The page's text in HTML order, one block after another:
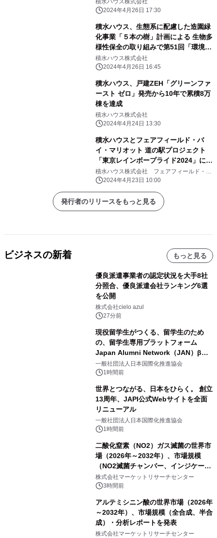
積水ハウス株式会社
2024年4月26日 17:30
積水ハウス、生態系に配慮した造園緑
化事業「５本の樹」計画による 生物多
様性保全の取り組みで第51回「環境
賞」優良賞を受賞
積水ハウス株式会社
2024年4月26日 16:45
積水ハウス、戸建ZEH「グリーンファ
ースト ゼロ」発売から10年で累積8万
棟を達成
積水ハウス株式会社
2024年4月24日 13:30
積水ハウスとフェアフィールド・バ
イ・マリオット 道の駅プロジェクト
「東京レインボープライド2024」に共
同で出展
積水ハウス株式会社 フェアフィールド・バ
イ・マリオット 道の駅プロジェクト
2024年4月23日 10:00
発行者のリリースをもっと見る
ビジネスの新着 もっと見る
優良派遣事業者の認定状況を大手8社
分照合、優良派遣会社ランキング6選
を公開
株式会社cielo azul
27分前
現役留学生がつくる、留学生のため
の、留学生専用プラットフォーム
Japan Alumni Network（JAN）β版
をリリース
一般社団法人日本国際化推進協会
1時間前
世界とつながる、日本をひらく。 創立
13周年、JAPI公式Webサイトを全面
リニューアル
一般社団法人日本国際化推進協会
1時間前
二酸化窒素（NO2）ガス滅菌の世界市
場（2026年～2032年）、市場規模
（NO2滅菌チャンバー、インジケータ
ーおよびモニタリングシステム、その
他）・分析レポートを発表
株式会社マーケットリサーチセンター
3時間前
アルテミシニン酸の世界市場（2026年
～2032年）、市場規模（全合成、半合
成）・分析レポートを発表
株式会社マーケットリサーチセンター